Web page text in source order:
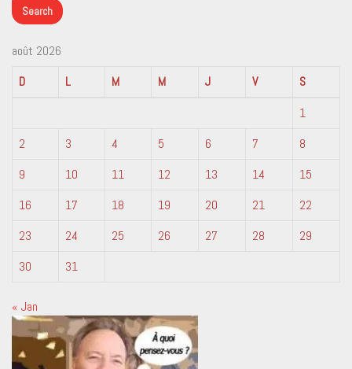
août 2026
D
L M M J V
S
1
2
3 4 5 6 7
8
9
10 11 12 13 14
15
16
17 18 19 20 21
22
23
24 25 26 27 28
29
30
31
« Jan